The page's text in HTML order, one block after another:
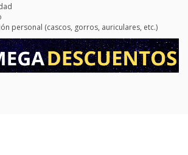
personal (cascos, gorros, auriculares, etc.)